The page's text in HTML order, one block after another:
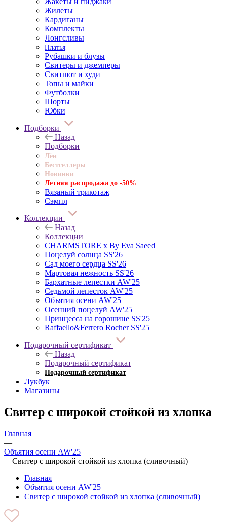
Жилеты
Кардиганы
Комплекты
Лонгсливы
Платья
Рубашки и блузы
Свитеры и джемперы
Свитшот и худи
Топы и майки
Футболки
Шорты
Юбки
Подборки
Назад
Подборки
Лён
Бестселлеры
Новинки
Летняя распродажа до -50%
Вязаный трикотаж
Сэмпл
Коллекции
Назад
Коллекции
CHARMSTORE х By Eva Saeed
Поцелуй солнца SS'26
Сад моего сердца SS'26
Мартовая нежность SS'26
Бархатные лепестки AW'25
Седьмой лепесток AW'25
Объятия осени AW'25
Осенний поцелуй AW'25
Принцесса на горошине SS'25
Raffaello&Ferrero Rocher SS'25
Подарочный сертификат
Назад
Подарочный сертификат
Подарочный сертификат
Лукбук
Магазины
Свитер с широкой стойкой из хлопка
Главная
—
Объятия осени AW'25
—Свитер с широкой стойкой из хлопка (сливочный)
Главная
Объятия осени AW'25
Свитер с широкой стойкой из хлопка (сливочный)